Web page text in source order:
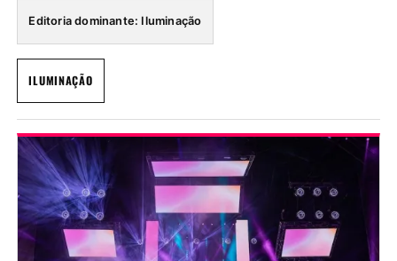
Editoria dominante: Iluminação
ILUMINAÇÃO